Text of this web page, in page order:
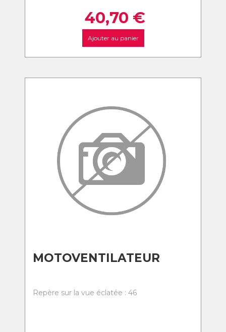
40,70 €
Ajouter au panier
MOTOVENTILATEUR
Repère sur la vue éclatée : 46